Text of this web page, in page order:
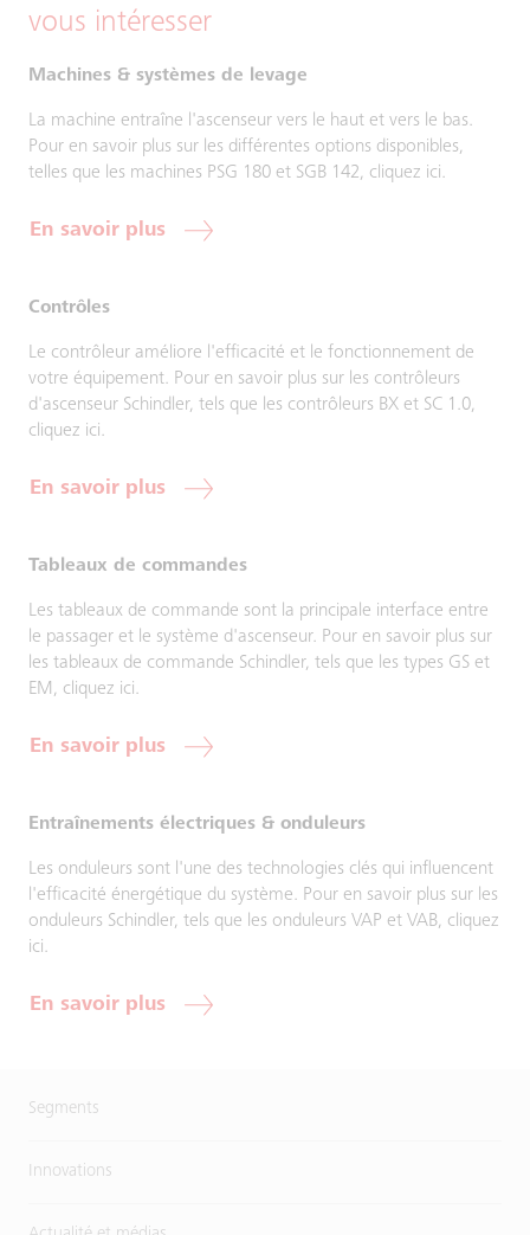
vous intéresser
Machines & systèmes de levage
La machine entraîne l'ascenseur vers le haut et vers le bas.
Pour en savoir plus sur les différentes options disponibles,
telles que les machines PSG 180 et SGB 142, cliquez ici.
En savoir plus
Contrôles
Le contrôleur améliore l'efficacité et le fonctionnement de
votre équipement. Pour en savoir plus sur les contrôleurs
d'ascenseur Schindler, tels que les contrôleurs BX et SC 1.0,
cliquez ici.
En savoir plus
Tableaux de commandes
Les tableaux de commande sont la principale interface entre
le passager et le système d'ascenseur. Pour en savoir plus sur
les tableaux de commande Schindler, tels que les types GS et
EM, cliquez ici.
En savoir plus
Entraînements électriques & onduleurs
Les onduleurs sont l'une des technologies clés qui influencent
l'efficacité énergétique du système. Pour en savoir plus sur les
onduleurs Schindler, tels que les onduleurs VAP et VAB, cliquez
ici.
En savoir plus
Segments
Innovations